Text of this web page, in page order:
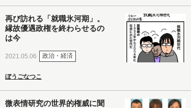
再び訪れる「就職氷河期」。
縁故優遇政権を終わらせるの
は今
2021.05.06 政治・経済
ぼうごなつこ
微表情研究の世界的権威に聞